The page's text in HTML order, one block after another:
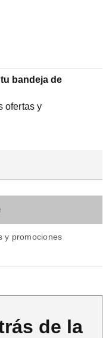
bandeja de
ofertas y
y promociones
de la